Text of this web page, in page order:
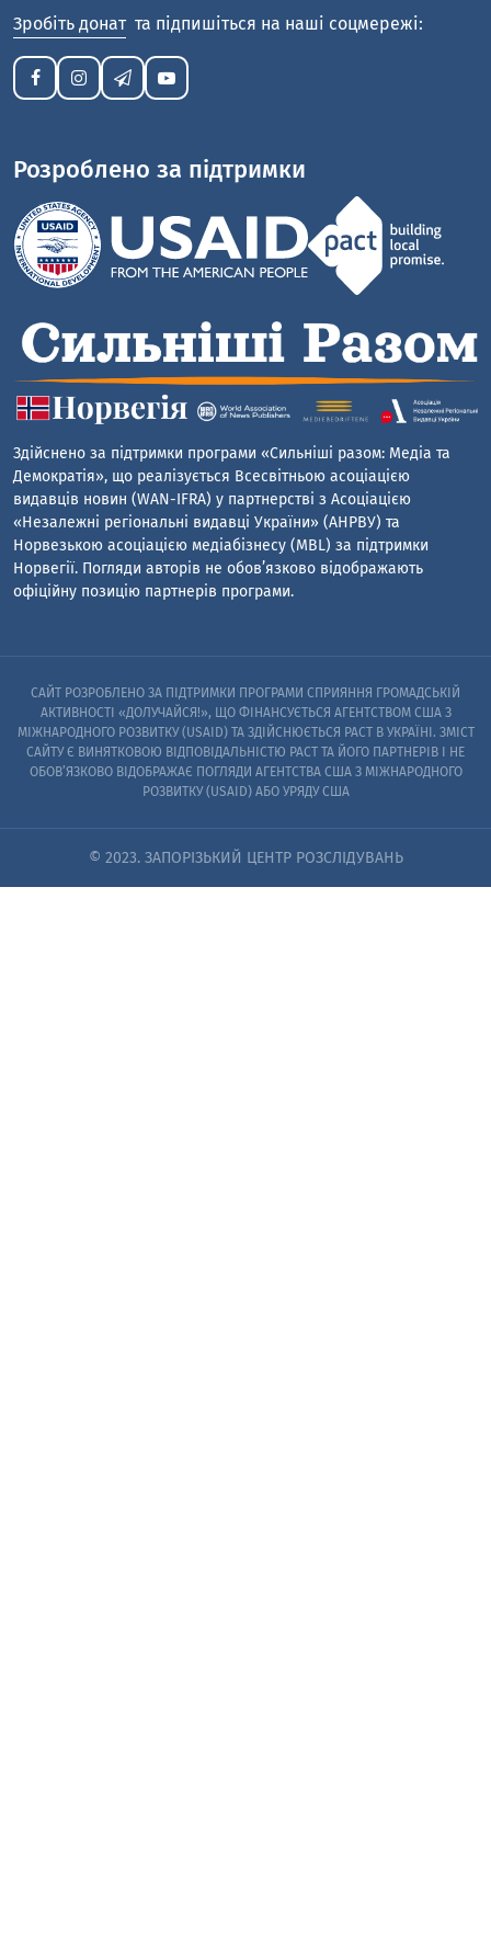
Зробіть донат та підпишіться на наші соцмережі:
Розроблено за підтримки
Здійснено за підтримки програми «Сильніші разом: Медіа та
Демократія», що реалізується Всесвітньою асоціацією
видавців новин (WAN-IFRA) у партнерстві з Асоціацією
«Незалежні регіональні видавці України» (АНРВУ) та
Норвезькою асоціацією медіабізнесу (MBL) за підтримки
Норвегії. Погляди авторів не обов’язково відображають
офіційну позицію партнерів програми.
САЙТ РОЗРОБЛЕНО ЗА ПІДТРИМКИ ПРОГРАМИ СПРИЯННЯ ГРОМАДСЬКІЙ
АКТИВНОСТІ «ДОЛУЧАЙСЯ!», ЩО ФІНАНСУЄТЬСЯ АГЕНТСТВОМ США З
МІЖНАРОДНОГО РОЗВИТКУ (USAID) ТА ЗДІЙСНЮЄТЬСЯ PACT В УКРАЇНІ. ЗМІСТ
САЙТУ Є ВИНЯТКОВОЮ ВІДПОВІДАЛЬНІСТЮ PACT ТА ЙОГО ПАРТНЕРІВ I НЕ
ОБОВ’ЯЗКОВО ВІДОБРАЖАЄ ПОГЛЯДИ АГЕНТСТВА США З МІЖНАРОДНОГО
РОЗВИТКУ (USAID) АБО УРЯДУ США
© 2023. ЗАПОРІЗЬКИЙ ЦЕНТР РОЗСЛІДУВАНЬ